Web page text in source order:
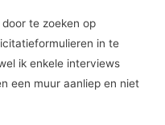
te zoeken op
in te
ik enkele interviews
een muur aanliep en niet